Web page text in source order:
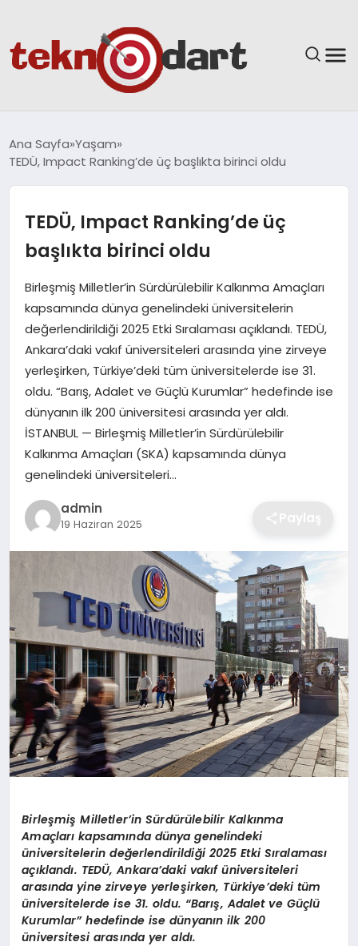
YAŞAM
BILIM & TEKNOLOJI
EĞITIM
GÜNDEM
SPOR
EKONOMI
MAGAZIN
OTOMOBIL
TEKNOLOJI
Ana Sayfa Yaşam
TEDÜ, Impact Ranking’de üç başlıkta birinci oldu
TEDÜ, Impact Ranking’de üç
başlıkta birinci oldu
Birleşmiş Milletler’in Sürdürülebilir Kalkınma Amaçları
kapsamında dünya genelindeki üniversitelerin
değerlendirildiği 2025 Etki Sıralaması açıklandı. TEDÜ,
Ankara’daki vakıf üniversiteleri arasında yine zirveye
yerleşirken, Türkiye’deki tüm üniversitelerde ise 31.
oldu. “Barış, Adalet ve Güçlü Kurumlar” hedefinde ise
dünyanın ilk 200 üniversitesi arasında yer aldı.
İSTANBUL — Birleşmiş Milletler’in Sürdürülebilir
Kalkınma Amaçları (SKA) kapsamında dünya
genelindeki üniversiteleri…
admin
19 Haziran 2025
Birleşmiş Milletler’in Sürdürülebilir Kalkınma
Amaçları kapsamında dünya genelindeki
üniversitelerin değerlendirildiği 2025 Etki Sıralaması
açıklandı. TEDÜ, Ankara’daki vakıf üniversiteleri
arasında yine zirveye yerleşirken, Türkiye’deki tüm
üniversitelerde ise 31. oldu. “Barış, Adalet ve Güçlü
Kurumlar” hedefinde ise dünyanın ilk 200
üniversitesi arasında yer aldı.